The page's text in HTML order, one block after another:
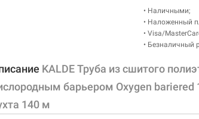
• Наличными;
• Наложенный
• Visa/
• Безналичный
KALDE Труба из сшитого
барьером Oxygen bariered
140 м